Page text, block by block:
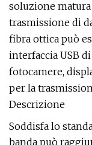
soluzione
trasmissione di
fibra ottica può
interfaccia USB
fotocamere,
per la
Descrizione
Soddisfa lo
banda può